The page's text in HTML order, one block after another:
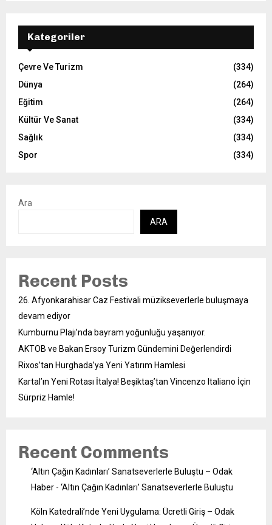
Kategoriler
Çevre Ve Turizm
(334)
Dünya
(264)
Eğitim
(264)
Kültür Ve Sanat
(334)
Sağlık
(334)
Spor
(334)
Ara
ARA
Recent Posts
26. Afyonkarahisar Caz Festivali müzikseverlerle buluşmaya
devam ediyor
Kumburnu Plajı’nda bayram yoğunluğu yaşanıyor.
AKTOB ve Bakan Ersoy Turizm Gündemini Değerlendirdi
Rixos’tan Hurghada’ya Yeni Yatırım Hamlesi
Kartal’ın Yeni Rotası İtalya! Beşiktaş’tan Vincenzo Italiano İçin
Sürpriz Hamle!
Recent Comments
‘Altın Çağın Kadınları’ Sanatseverlerle Buluştu – Odak
Haber - ‘Altın Çağın Kadınları’ Sanatseverlerle Buluştu
Köln Katedrali’nde Yeni Uygulama: Ücretli Giriş – Odak